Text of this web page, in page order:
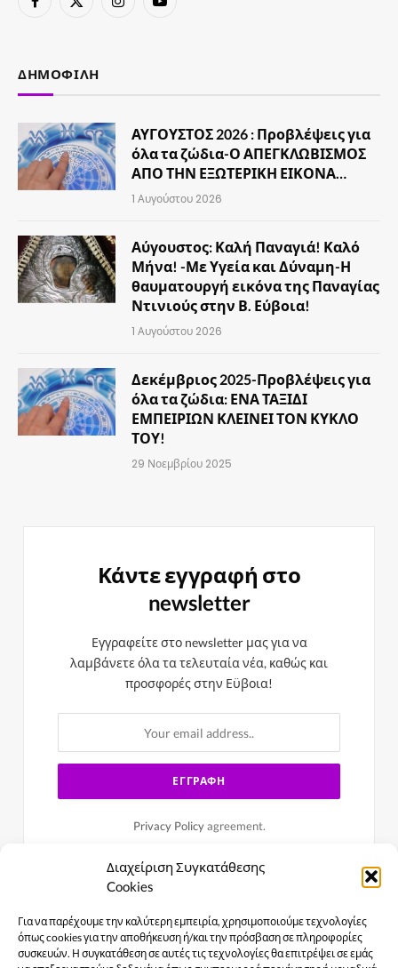
Διαχείριση Συγκατάθεσης
Cookies
Για να παρέχουμε την καλύτερη εμπειρία, χρησιμοποιούμε τεχνολογίες
όπως cookies για την αποθήκευση ή/και την πρόσβαση σε πληροφορίες
συσκευών. Η συγκατάθεση σε αυτές τις τεχνολογίες θα επιτρέψει σε εμάς
Facebook
X
InstagramYouTube
ΔΗΜΟΦΙΛΉ
ΑΥΓΟΥΣΤΟΣ 2026 : Προβλέψεις για
όλα τα ζώδια-Ο ΑΠΕΓΚΛΩΒΙΣΜΟΣ
ΑΠΟ ΤΗΝ ΕΞΩΤΕΡΙΚΗ ΕΙΚΟΝΑ…
1 Αυγούστου 2026
Αύγουστος: Καλή Παναγιά! Καλό
Μήνα! -Με Υγεία και Δύναμη-Η
θαυματουργή εικόνα της Παναγίας
Ντινιούς στην Β. Εύβοια!
1 Αυγούστου 2026
Δεκέμβριος 2025-Προβλέψεις για
όλα τα ζώδια: ΕΝΑ ΤΑΞΙΔΙ
ΕΜΠΕΙΡΙΩΝ ΚΛΕΙΝΕΙ ΤΟΝ ΚΥΚΛΟ
ΤΟΥ!
29 Νοεμβρίου 2025
Κάντε εγγραφή στο
newsletter
Εγγραφείτε στο newsletter μας για να
λαμβάνετε όλα τα τελευταία νέα, καθώς και
προσφορές στην Εϋβοια!
Privacy Policyagreement.